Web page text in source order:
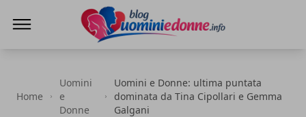
Home
Uomini
e
Donne
Uomini e Donne: ultima puntata
dominata da Tina Cipollari e Gemma
Galgani